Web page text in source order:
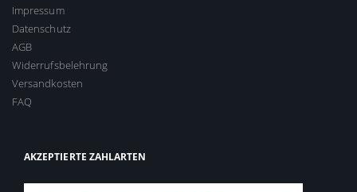
Impressum
Datenschutz
AGB
Widerrufsbelehrung
Versandkosten
FAQ
AKZEPTIERTE ZAHLARTEN